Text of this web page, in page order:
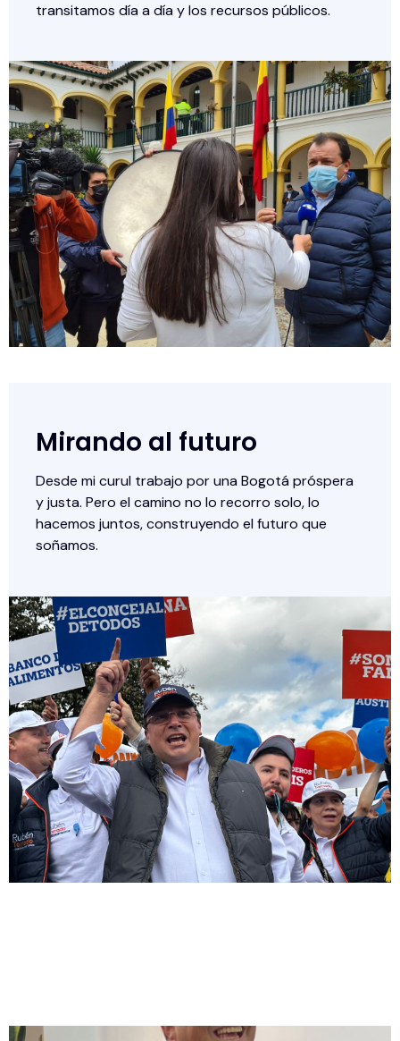
transitamos día a día y los recursos públicos.
Mirando al futuro
Desde mi curul trabajo por una Bogotá próspera
y justa. Pero el camino no lo recorro solo, lo
hacemos juntos, construyendo el futuro que
soñamos.